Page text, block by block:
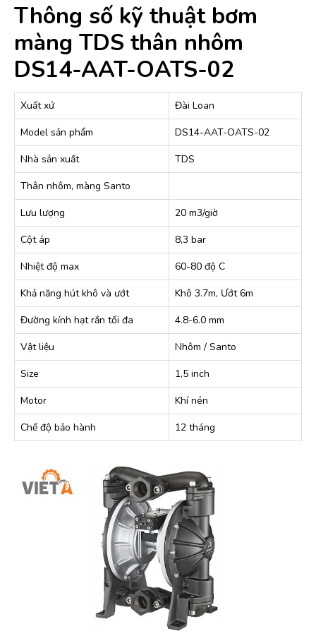
Thông số kỹ thuật bơm
màng TDS thân nhôm
DS14-AAT-OATS-02
Xuất xứ
Đài Loan
Model sản phẩm
DS14-AAT-OATS-02
Nhà sản xuất
TDS
Thân nhôm, màng Santo
Lưu lượng
20 m3/giờ
Cột áp
8,3 bar
Nhiệt độ max
60-80 độ C
Khả năng hút khô và ướt
Khô 3.7m, Ướt 6m
Đường kính hạt rắn tối đa
4.8-6.0 mm
Vật liệu
Nhôm / Santo
Size
1,5 inch
Motor
Khí nén
Chế độ bảo hành
12 tháng